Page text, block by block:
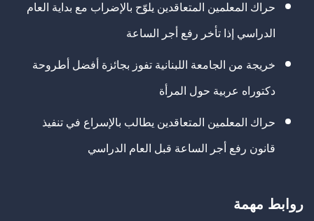
حراك المعلمين المتعاقدين يلوّح بالإضراب مع بداية العام
الدراسي إذا تأخر رفع أجر الساعة
خريجة من الجامعة اللبنانية تفوز بجائزة أفضل أطروحة
دكتوراه عربية حول المرأة
حراك المعلمين المتعاقدين يطالب بالإسراع في تنفيذ
قانون رفع أجر الساعة قبل العام الدراسي
روابط مهمة